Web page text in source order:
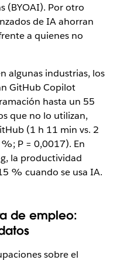
(BYOAI). Por otro
de IA ahorran
a quienes no
algunas industrias, los
GitHub Copilot
hasta un 55
que no lo utilizan,
(1 h 11 min vs. 2
P = 0,0017). En
la productividad
% cuando se usa IA.
de empleo:
sobre el